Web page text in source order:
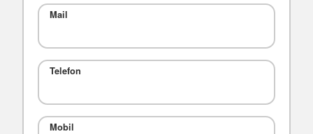
Mail
Telefon
Mobil